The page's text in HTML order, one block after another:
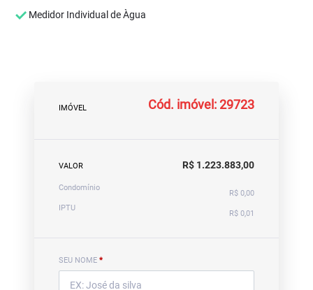
Medidor Individual de Àgua
IMÓVEL Cód. imóvel: 29723
VALOR R$ 1.223.883,00
Condomínio
R$ 0,00
IPTU
R$ 0,01
SEU NOME *